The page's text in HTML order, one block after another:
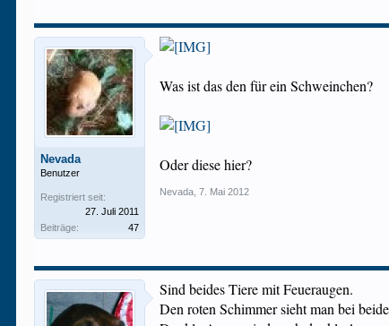
Nevada
Benutzer
Registriert seit:
27. Juli 2011
Beiträge:
47
Was ist das den für ein Schweinchen?
Oder diese hier?
Nevada 7. Mai 2012
Sind beides Tiere mit Feueraugen.
Den roten Schimmer sieht man bei